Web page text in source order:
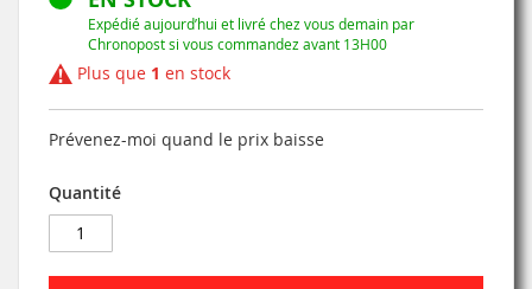
Expédié aujourd’hui et livré chez vous demain par
Chronopost si vous commandez avant 13H00
Plus que 1 en stock
Prévenez-moi quand le prix baisse
Quantité